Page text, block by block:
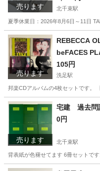
売ります 北千束駅
夏季休業日：2026年8月6日～11日
東京 大田区
売ります
REBECCA
beFACES
105円
洗足駅
邦楽CDアルバムの4枚セットです。
東京 大田区 洗足駅 CD
売ります
宅建 過去問
0円
北千束駅
背表紙が色褪せてます 6冊セットです